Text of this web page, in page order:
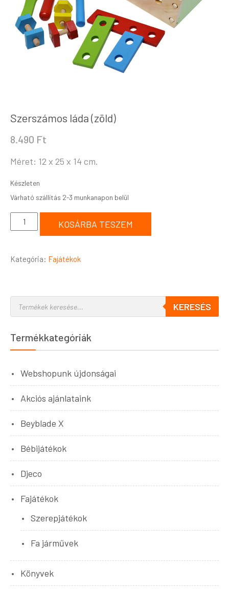
Szerszámos láda (zöld)
8.490 Ft
Méret: 12 x 25 x 14 cm.
Készleten
KOSÁRBA TESZEM
Kategória: Fajátékok
KERESÉS
Termékkategóriák
Webshopunk újdonságai
Akciós ajánlataink
Beyblade X
Bébijátékok
Djeco
Fajátékok
Szerepjátékok
Fa járművek
Könyvek